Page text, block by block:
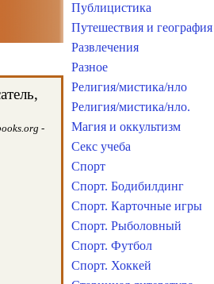
-
Публицистика
Путешествия и география
Развлечения
Разное
Религия/мистика/нло
Религия/мистика/нло.
Магия и оккультизм
Секс учеба
Спорт
Спорт. Бодибилдинг
Спорт. Карточные игры
Спорт. Рыболовный
Спорт. Футбол
Спорт. Хоккей